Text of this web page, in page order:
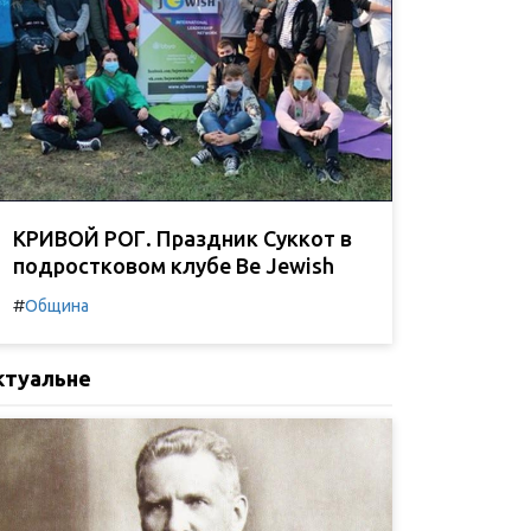
КРИВОЙ РОГ. Праздник Суккот в
подростковом клубе Be Jewish
#Община